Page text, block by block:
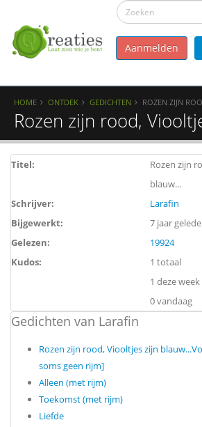
Aanmelden
HOME ONTDEK GEDICHTEN ROZEN ZIJN
Rozen zijn rood,
Titel:
Rozen zijn
blauw...
Schrijver:
Larafin
Bijgewerkt:
7 jaar
Gelezen:
19924
Kudos:
1 totaal
1 deze week
0 vandaag
Gedichten van Larafin
Rozen zijn rood, Viooltjes zijn
soms geen rijm]
Alleen (met rijm)
Toekomst (met rijm)
Liefde